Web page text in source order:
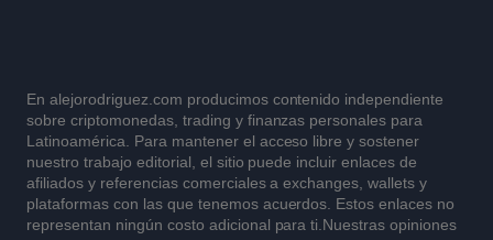
En alejorodriguez.com producimos contenido independiente
sobre criptomonedas, trading y finanzas personales para
Latinoamérica. Para mantener el acceso libre y sostener
nuestro trabajo editorial, el sitio puede incluir enlaces de
afiliados y referencias comerciales a exchanges, wallets y
plataformas con las que tenemos acuerdos. Estos enlaces no
representan ningún costo adicional para ti.Nuestras opiniones